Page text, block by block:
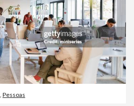
Pessoas